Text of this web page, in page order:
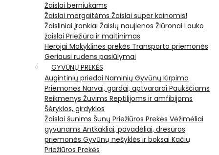
Žaislai berniukams
Žaislai mergaitėms Žaislai super kainomis!
Žaisliniai įrankiai Žaislų naujienos Žiūronai Lauko
žaislai Priežiūra ir maitinimas
Herojai Mokyklinės prekės Transporto priemonės
Geriausi rudens pasiūlymai
GYVŪNŲ PREKĖS
Augintinių priedai Naminių Gyvūnų Kirpimo
Priemonės Narvai, gardai, aptvararai Paukščiams
Reikmenys Žuvims Reptilijoms ir amfibijoms
Šėryklos, girdyklos
Žaislai šunims Šunų Priežiūros Prekės Vėžimėliai
gyvūnams Antkakliai, pavadėliai, dresūros
priemonės Gyvūnų nešyklės ir boksai Kačių
Priežiūros Prekės